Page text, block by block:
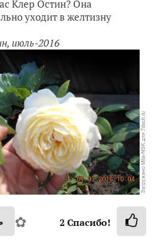
Клер Остин? Она
уходит в желтизну
июль-2016
✿ 2 Спасибо!